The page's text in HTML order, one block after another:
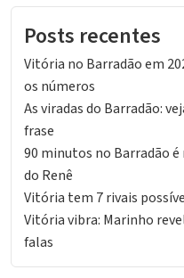
Posts recentes
Vitória no Barradão em
os números
As viradas do Barradão:
frase
90 minutos no Barradão
do Renê
Vitória tem 7 rivais
Vitória vibra: Marinho
falas